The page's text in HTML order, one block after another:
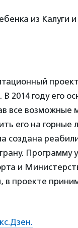
из Калуги
2014 году его
все возможные
его на горные
создана
и
в проекте